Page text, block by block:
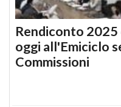
Rendiconto 2025
oggi all'Emiciclo
Commissioni